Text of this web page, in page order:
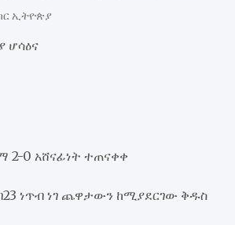
ኢትዮጵያ
ሆሳዕና
0 አሸናፊነት ተጠናቀቀ
ነጥብ ነገ ጨዋታውን ከሚያደርገው ቅዱስ